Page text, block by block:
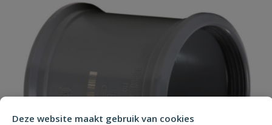
Deze website maakt gebruik van cookies